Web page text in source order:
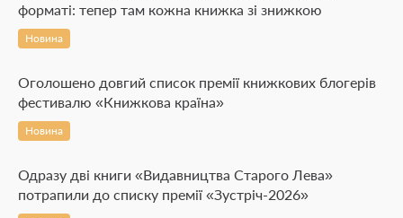
форматі: тепер там кожна книжка зі знижкою
Новина
Оголошено довгий список премії книжкових блогерів
фестивалю «Книжкова країна»
Новина
Одразу дві книги «Видавництва Старого Лева»
потрапили до списку премії «Зустріч-2026»